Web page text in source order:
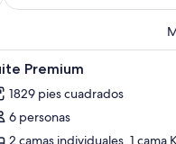
en la habitación
6 Premium
1829 pies cuadrados
6 personas
2 camas individuales, 1 cama